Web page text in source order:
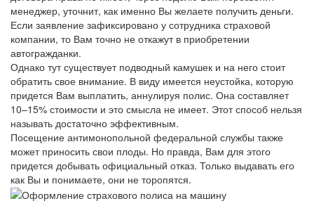
менеджер, уточнит, как именно Вы желаете получить деньги.
Если заявление зафиксировано у сотрудника страховой
компании, то Вам точно не откажут в приобретении
автогражданки.
Однако тут существует подводный камушек и на него стоит
обратить свое внимание. В виду имеется неустойка, которую
придется Вам выплатить, аннулируя полис. Она составляет
10–15% стоимости и это смысла не имеет. Этот способ нельзя
называть достаточно эффективным.
Посещение антимонопольной федеральной службы также
может приносить свои плоды. Но правда, Вам для этого
придется добывать официальный отказ. Только выдавать его
как Вы и понимаете, они не торопятся.